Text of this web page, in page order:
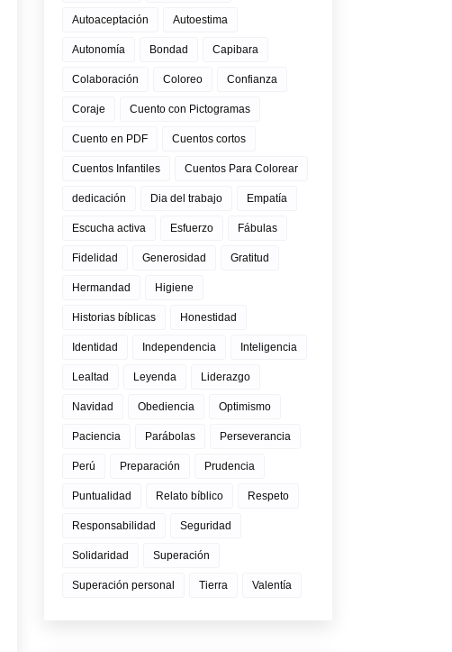
Autoaceptación Autoestima
Autonomía Bondad Capibara
Colaboración Coloreo Confianza
Coraje Cuento con Pictogramas
Cuento en PDF Cuentos cortos
Cuentos Infantiles Cuentos Para Colorear
dedicación Dia del trabajo Empatía
Escucha activa Esfuerzo Fábulas
Fidelidad Generosidad Gratitud
Hermandad Higiene
Historias bíblicas Honestidad
Identidad Independencia Inteligencia
Lealtad Leyenda Liderazgo
Navidad Obediencia Optimismo
Paciencia Parábolas Perseverancia
Perú Preparación Prudencia
Puntualidad Relato bíblico Respeto
Responsabilidad Seguridad
Solidaridad Superación
Superación personal Tierra Valentía